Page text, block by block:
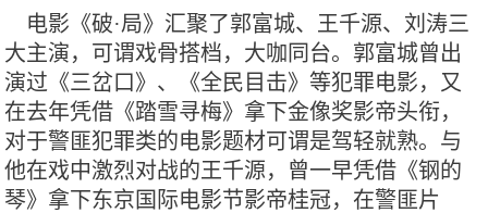
电影《破·局》汇聚了郭富城、王千源、刘涛三
大主演，可谓戏骨搭档，大咖同台。郭富城曾出
演过《三岔口》、《全民目击》等犯罪电影，又
在去年凭借《踏雪寻梅》拿下金像奖影帝头衔，
对于警匪犯罪类的电影题材可谓是驾轻就熟。与
他在戏中激烈对战的王千源，曾一早凭借《钢的
琴》拿下东京国际电影节影帝桂冠，在警匪片